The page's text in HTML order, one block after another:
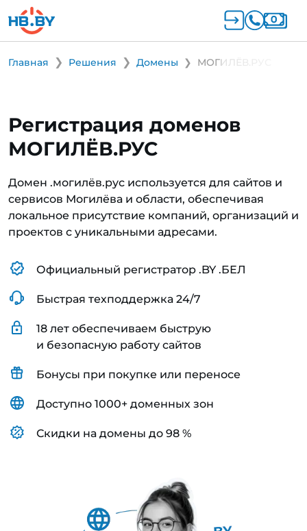
Главная Решения Домены МОГИЛЁВ.РУС
Регистрация доменов
МОГИЛЁВ.РУС
Домен .могилёв.рус используется для сайтов и
сервисов Могилёва и области, обеспечивая
локальное присутствие компаний, организаций и
проектов с уникальными адресами.
Официальный регистратор .BY .БЕЛ
Быстрая техподдержка 24/7
18 лет обеспечиваем быструю
и безопасную работу сайтов
Бонусы при покупке или переносе
Доступно 1000+ доменных зон
Скидки на домены до 98 %